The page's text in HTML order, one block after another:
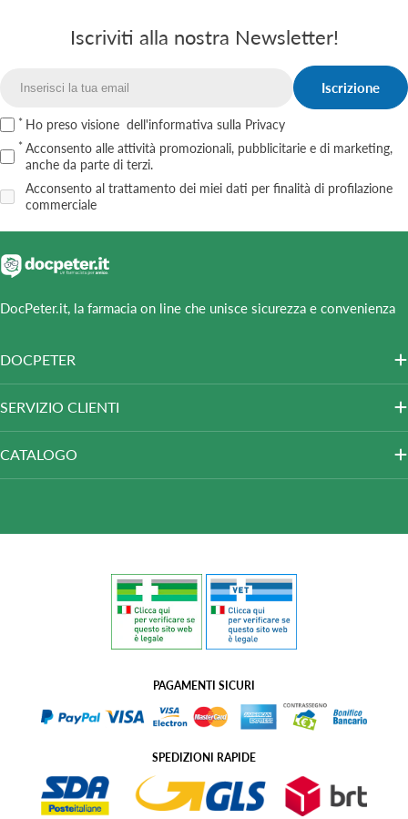
Iscriviti alla nostra Newsletter!
Iscrizione
Ho preso visione dell'informativa sulla Privacy
Acconsento alle attività promozionali, pubblicitarie e di marketing,
anche da parte di terzi.
Acconsento al trattamento dei miei dati per finalità di profilazione
commerciale
DocPeter.it, la farmacia on line che unisce sicurezza e convenienza
DOCPETER
SERVIZIO CLIENTI
CATALOGO
PAGAMENTI SICURI
SPEDIZIONI RAPIDE